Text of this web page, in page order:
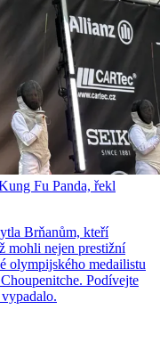
Fu Panda, řekl
Brňanům, kteří
mohli nejen prestižní
olympijského medailistu
Podívejte